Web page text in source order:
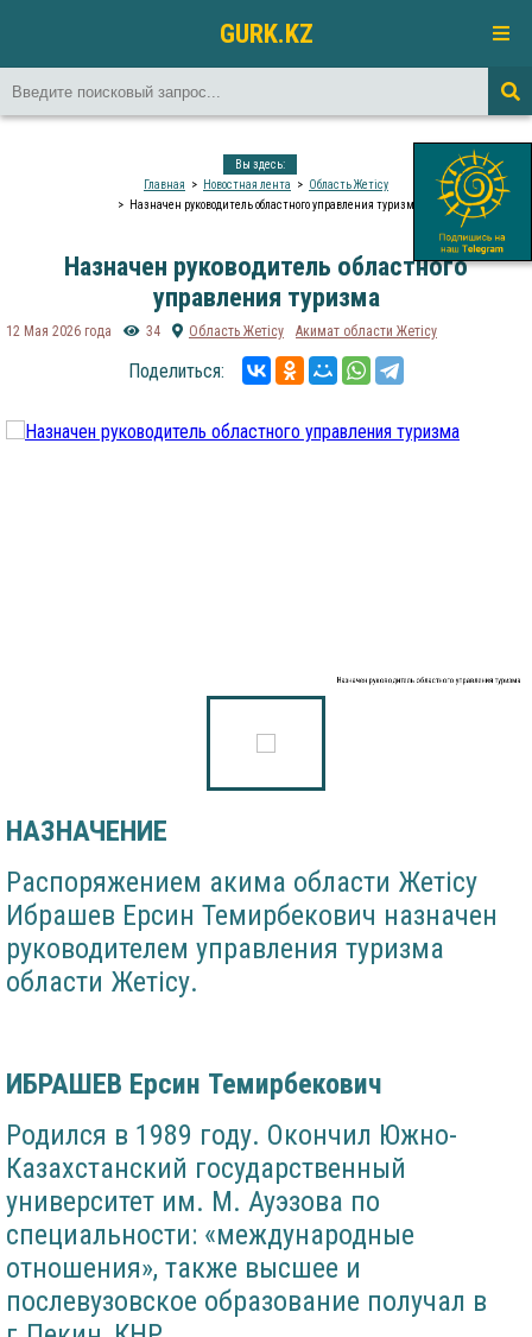
GURK.KZ
Вы здесь:
Главная
Новостная лента
Область Жетісу
Назначен руководитель областного управления туризма
Назначен руководитель областного
управления туризма
12 Мая 2026 года 34 Область Жетісу Акимат области Жетісу
Поделиться:
Назначен руководитель областного управления туризма
НАЗНАЧЕНИЕ
Распоряжением акима области Жетісу
Ибрашев Ерсин Темирбекович назначен
руководителем управления туризма
области Жетісу.
ИБРАШЕВ Ерсин Темирбекович
Родился в 1989 году. Окончил Южно-
Казахстанский государственный
университет им. М. Ауэзова по
специальности: «международные
отношения», также высшее и
послевузовское образование получал в